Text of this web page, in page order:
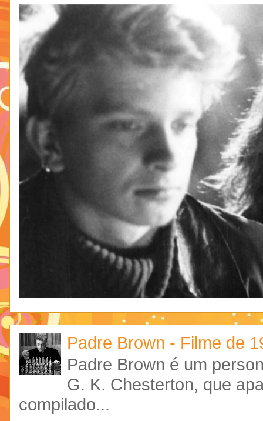
Padre Brown - Filme de
Padre Brown é um
G. K. Chesterton, que
compilado...